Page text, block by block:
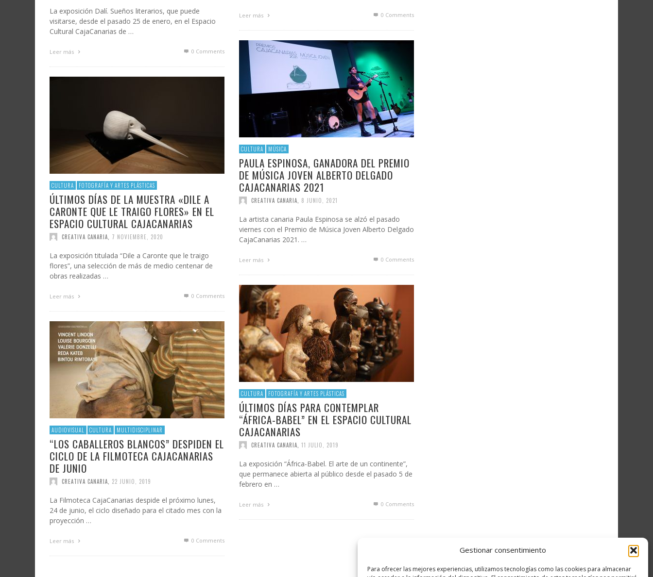
Gestionar consentimiento
Para ofrecer las mejores experiencias, utilizamos tecnologías como las cookies para almacenar
Leer más 0 Comments
La exposición Dalí. Sueños literarios, que puede
visitarse, desde el pasado 25 de enero, en el Espacio
Cultural CajaCanarias de …
Leer más 0 Comments
CULTURA MÚSICA
PAULA ESPINOSA, GANADORA DEL PREMIO
DE MÚSICA JOVEN ALBERTO DELGADO
CAJACANARIAS 2021
CREATIVA CANARIA 8 JUNIO, 2021
La artista canaria Paula Espinosa se alzó el pasado
viernes con el Premio de Música Joven Alberto Delgado
CajaCanarias 2021. …
Leer más 0 Comments
CULTURA FOTOGRAFÍA Y ARTES PLÁSTICAS
ÚLTIMOS DÍAS DE LA MUESTRA «DILE A
CARONTE QUE LE TRAIGO FLORES» EN EL
ESPACIO CULTURAL CAJACANARIAS
CREATIVA CANARIA 7 NOVIEMBRE, 2020
La exposición titulada “Dile a Caronte que le traigo
flores”, una selección de más de medio centenar de
obras realizadas …
Leer más 0 Comments
CULTURA FOTOGRAFÍA Y ARTES PLÁSTICAS
ÚLTIMOS DÍAS PARA CONTEMPLAR
“ÁFRICA-BABEL” EN EL ESPACIO CULTURAL
CAJACANARIAS
CREATIVA CANARIA 11 JULIO, 2019
La exposición “África-Babel. El arte de un continente”,
que permanece abierta al público desde el pasado 5 de
febrero en …
Leer más 0 Comments
AUDIOVISUAL CULTURA MULTIDISCIPLINAR
“LOS CABALLEROS BLANCOS” DESPIDEN EL
CICLO DE LA FILMOTECA CAJACANARIAS
DE JUNIO
CREATIVA CANARIA 22 JUNIO, 2019
La Filmoteca CajaCanarias despide el próximo lunes,
24 de junio, el ciclo diseñado para el citado mes con la
proyección …
Leer más 0 Comments